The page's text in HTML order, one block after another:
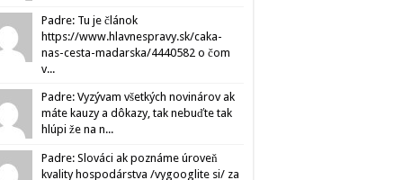
Padre: Tu je článok
https://www.hlavnespravy.sk/caka-
nas-cesta-madarska/4440582 o čom
v...
Padre: Vyzývam všetkých novinárov ak
máte kauzy a dôkazy, tak nebuďte tak
hlúpi že na n...
Padre: Slováci ak poznáme úroveň
kvality hospodárstva /vygooglite si/ za